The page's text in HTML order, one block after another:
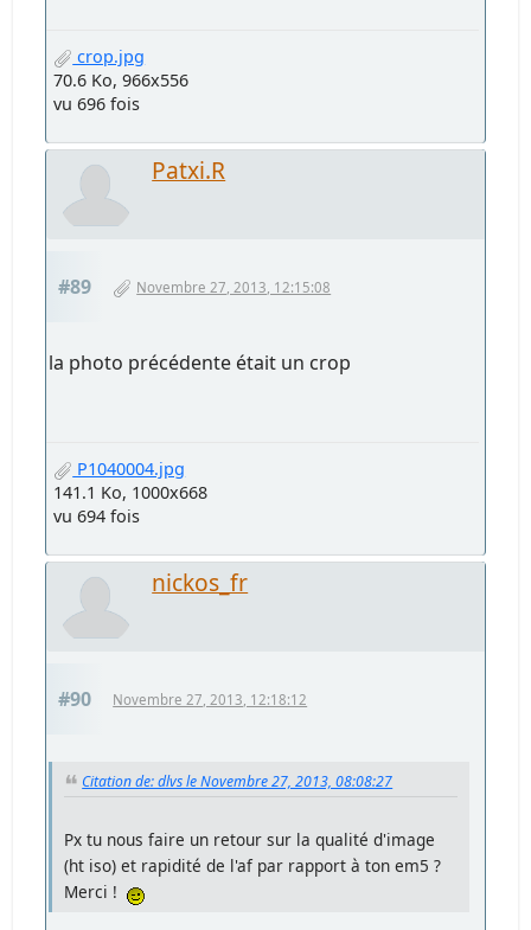
crop.jpg
70.6 Ko, 966x556
vu 696 fois
Patxi.R
#89 Novembre 27, 2013, 12:15:08
la photo précédente était un crop
P1040004.jpg
141.1 Ko, 1000x668
vu 694 fois
nickos_fr
#90 Novembre 27, 2013, 12:18:12
Citation de: dlvs le Novembre 27, 2013, 08:08:27
Px tu nous faire un retour sur la qualité d'image
(ht iso) et rapidité de l'af par rapport à ton em5 ?
Merci !